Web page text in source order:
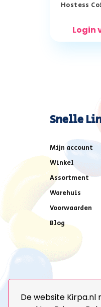
De website
Hostess
Login
Snelle
Mijn account
Winkel
Assortment
Warehuis
Voorwaarden
Blog